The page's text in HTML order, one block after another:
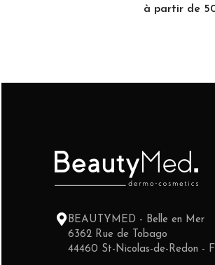
à partir de
BEAUTYMED - Belle en Mer
6362 Rue de Tobago
44460 St-Nicolas-de-Redon -